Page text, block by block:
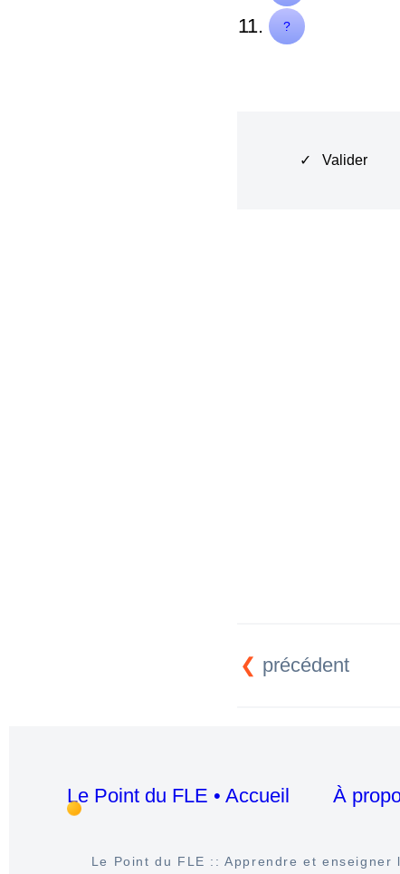
11. ?Tu ne connais pas
✓ Valider
précédent
Le Point du FLE • Accueil À
Le Point du FLE :: Apprendre et